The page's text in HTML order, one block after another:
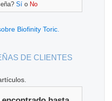
Sí o No
Biofinity Toric.
DE CLIENTES